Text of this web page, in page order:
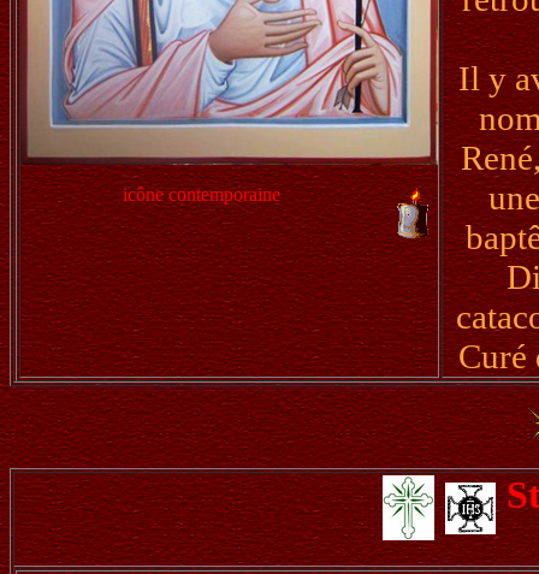
icône contemporaine
Il y
Curé